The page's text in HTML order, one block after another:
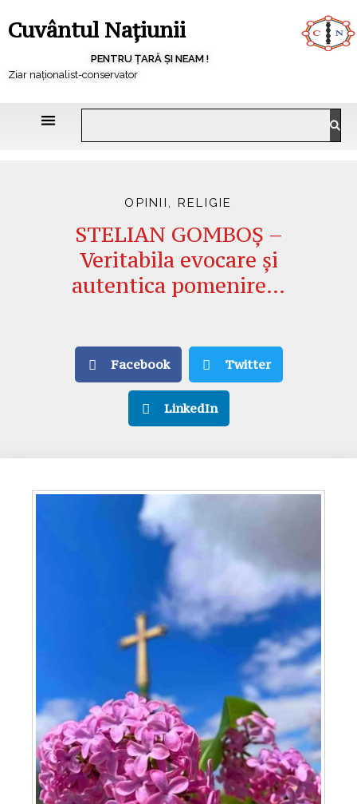
Cuvântul Națiunii
PENTRU ȚARĂ ȘI NEAM !
Ziar naționalist-conservator
OPINII, RELIGIE
STELIAN GOMBOȘ –
Veritabila evocare și
autentica pomenire…
Facebook Twitter
LinkedIn